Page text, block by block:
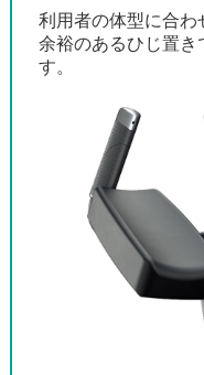
利用者の体型に合わ
余裕のあるひじ置き
す。